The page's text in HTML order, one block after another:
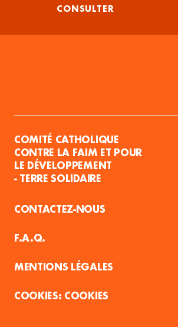
CONSULTER
COMITÉ CATHOLIQUE
CONTRE LA FAIM ET POUR
LE DÉVELOPPEMENT
- TERRE SOLIDAIRE
CONTACTEZ-NOUS
F.A.Q.
MENTIONS LÉGALES
COOKIES